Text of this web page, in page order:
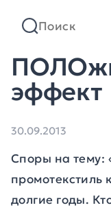
эффект
30.09.2013
Споры на тему:
промотекстиль
долгие годы.